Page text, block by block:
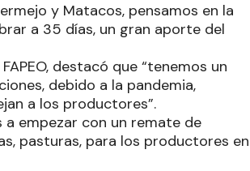
y Matacos, pensamos en la
a 35 días, un gran aporte del
destacó que “tenemos un
debido a la pandemia,
a los productores”.
a empezar con un remate de
pasturas, para los productores en